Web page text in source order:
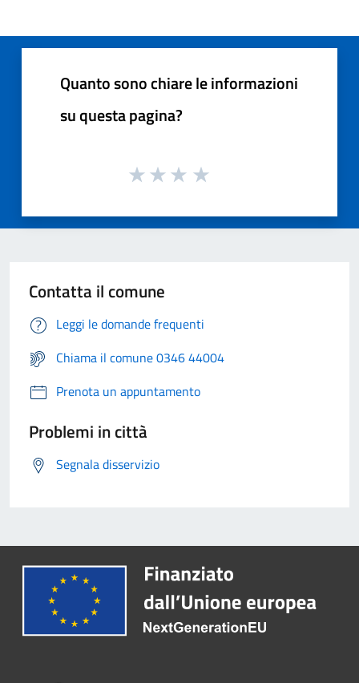
Quanto sono chiare le informazioni
su questa pagina?
Contatta il comune
Leggi le domande frequenti
Chiama il comune 0346 44004
Prenota un appuntamento
Problemi in città
Segnala disservizio